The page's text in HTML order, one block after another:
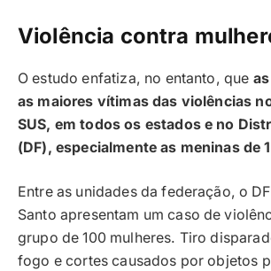
Violência contra
O estudo enfatiza, no entanto, que
as maiores vítimas das violências
SUS, em todos os estados e no
(DF), especialmente as meninas de
Entre as unidades da federação, o
Santo apresentam um caso de
grupo de 100 mulheres. Tiro
fogo e cortes causados por objetos